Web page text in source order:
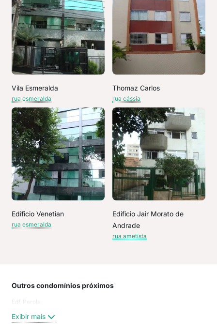
Vila Esmeralda
rua esmeralda
Thomaz Carlos
rua cássia
Edificio Venetian
rua esmeralda
Edificio Jair Morato de
Andrade
rua ametista
Outros condomínios próximos
Edf. Perola
Exibir mais